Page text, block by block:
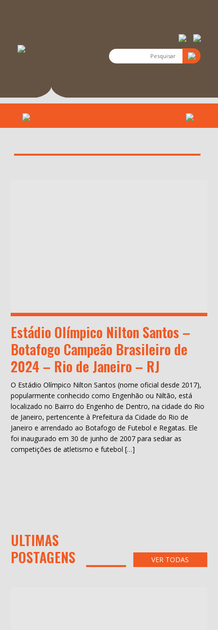
Estádio Olímpico Nilton Santos –
Botafogo Campeão Brasileiro de
2024 – Rio de Janeiro – RJ
O Estádio Olímpico Nilton Santos (nome oficial desde 2017),
popularmente conhecido como Engenhão ou Niltão, está
localizado no Bairro do Engenho de Dentro, na cidade do Rio
de Janeiro, pertencente à Prefeitura da Cidade do Rio de
Janeiro e arrendado ao Botafogo de Futebol e Regatas. Ele
foi inaugurado em 30 de junho de 2007 para sediar as
competições de atletismo e futebol […]
ULTIMAS
POSTAGENS
VER TODAS